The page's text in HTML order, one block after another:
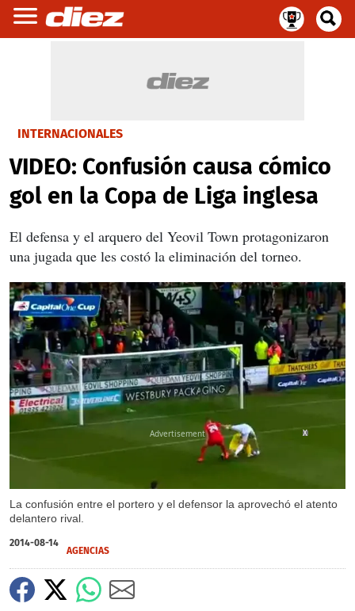
INTERNACIONALES
VIDEO: Confusión causa cómico
gol en la Copa de Liga inglesa
El defensa y el arquero del Yeovil Town protagonizaron
una jugada que les costó la eliminación del torneo.
La confusión entre el portero y el defensor la aprovechó el atento
delantero rival.
X
2014-08-14
AGENCIAS